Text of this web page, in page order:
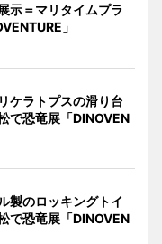
示＝マリタイムプラ
」
ケラトプスの滑り台
で恐竜展「DINOVEN
製のロッキングトイ
で恐竜展「DINOVEN